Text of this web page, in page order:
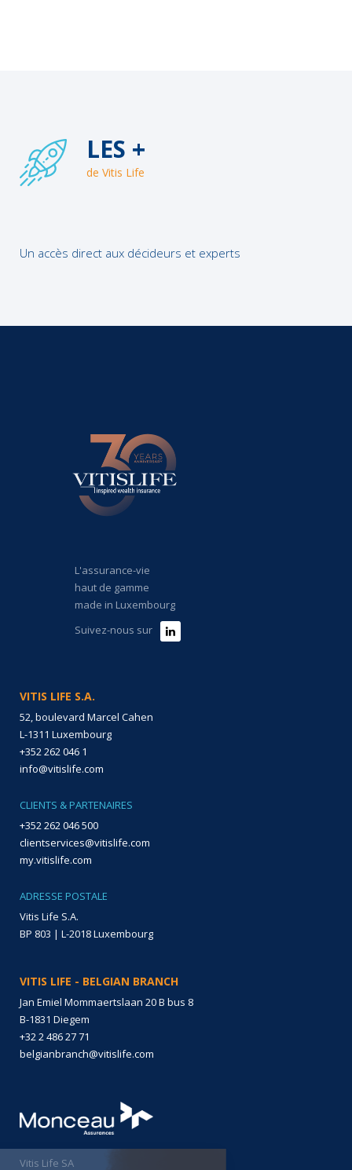
LES +
de Vitis Life
Un accès direct aux décideurs et experts
L'assurance-vie
haut de gamme
made in Luxembourg
Suivez-nous sur
VITIS LIFE S.A.
52, boulevard Marcel Cahen
L-1311 Luxembourg
+352 262 046 1
info@vitislife.com
CLIENTS & PARTENAIRES
+352 262 046 500
clientservices@vitislife.com
my.vitislife.com
ADRESSE POSTALE
Vitis Life S.A.
BP 803 | L-2018 Luxembourg
VITIS LIFE - BELGIAN BRANCH
Jan Emiel Mommaertslaan 20 B bus 8
B-1831 Diegem
+32 2 486 27 71
belgianbranch@vitislife.com
Vitis Life SA